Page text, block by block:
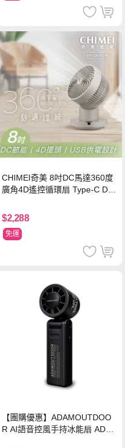
CHIMEI奇美 8吋DC馬達360度
廣角4D遙控循環扇 Type-C DF-
$2,288
免運
【團購優惠】ADAMOUTDOO
R AI語音控風手持冰能扇 ADF